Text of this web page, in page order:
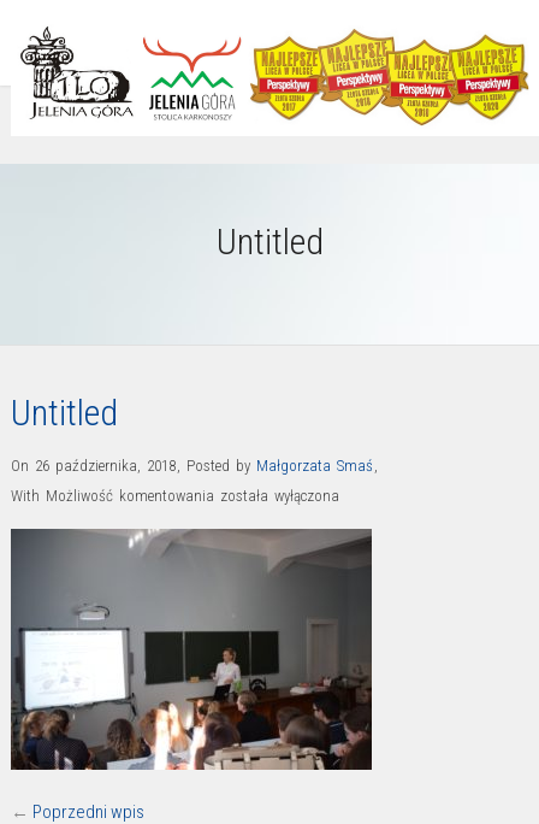
Untitled
Untitled
On 26 października, 2018, Posted by Małgorzata Smaś ,
With Możliwość komentowania Untitled
została wyłączona
← Poprzedni wpis